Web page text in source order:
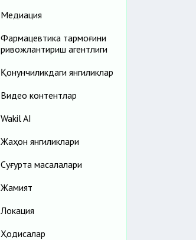
Медиация
Фармацевтика тармоғини
ривожлантириш агентлиги
Қонунчиликдаги янгиликлар
Видео контентлар
Wakil AI
Жаҳон янгиликлари
Cуғурта масалалари
Жамият
Локация
Ҳодисалар